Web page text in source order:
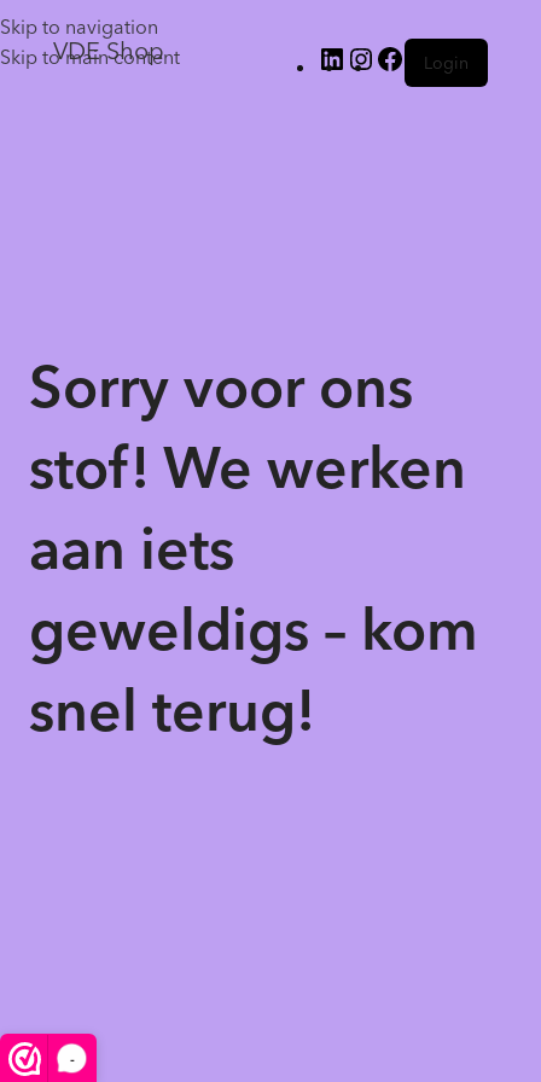
-
Skip to navigation
Skip to main content
VDE Shop Login
Sorry voor ons
stof! We werken
aan iets
geweldigs – kom
snel terug!